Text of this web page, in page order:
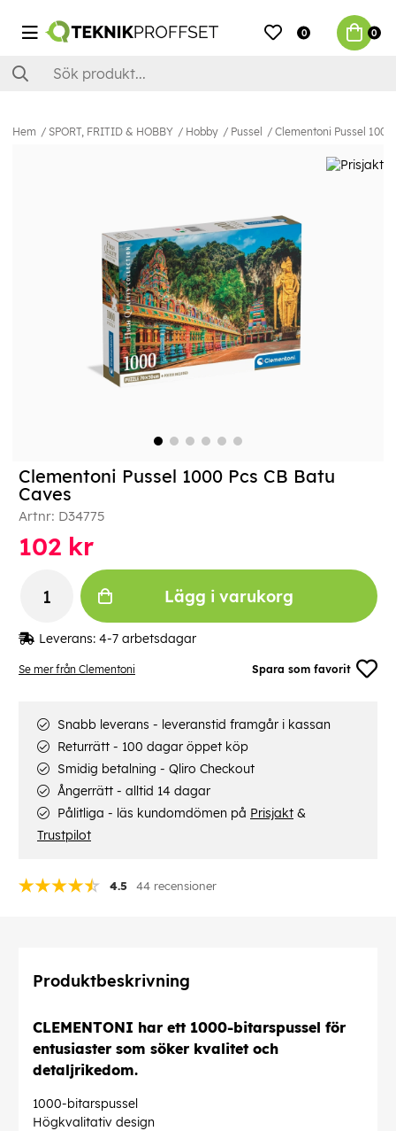
0 0
Hem SPORT, FRITID & HOBBY Hobby Pussel Clementoni Pussel 1000
Se mer från Clementoni Spara som favorit
Clementoni Pussel 1000 Pcs CB Batu
Caves
Artnr: D34775
4.5 44 recensioner
102 kr
Lägg i varukorg
Leverans: 4-7 arbetsdagar
Snabb leverans - leveranstid framgår i kassan
Returrätt - 100 dagar öppet köp
Smidig betalning - Qliro Checkout
Ångerrätt - alltid 14 dagar
Pålitliga - läs kundomdömen på Prisjakt &
Trustpilot
Produktbeskrivning
CLEMENTONI har ett 1000-bitarspussel för
entusiaster som söker kvalitet och
detaljrikedom.
1000-bitarspussel
Högkvalitativ design